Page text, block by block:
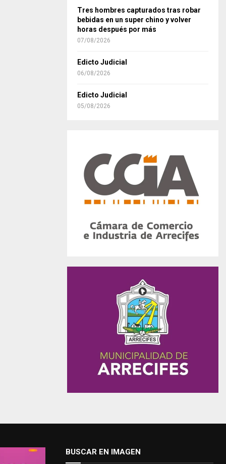
Tres hombres capturados tras robar
bebidas en un super chino y volver
horas después por más
07/08/2026
Edicto Judicial
06/08/2026
Edicto Judicial
05/08/2026
BUSCAR EN IMAGEN